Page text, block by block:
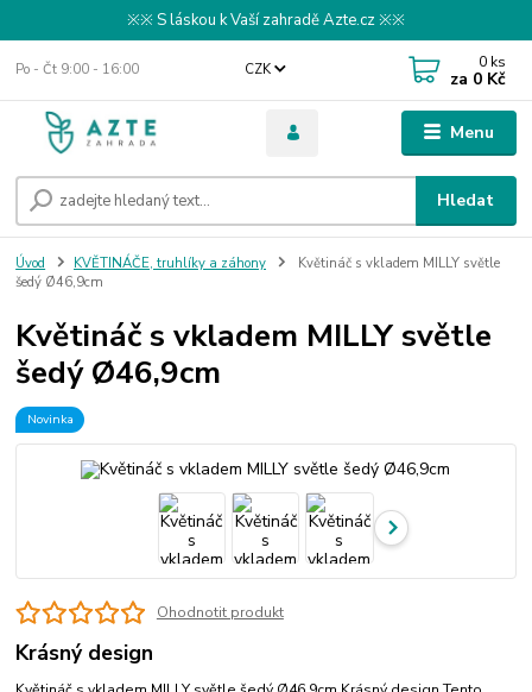
※※ S láskou k Vaší zahradě Azte.cz ※※
Menu
CZK
Hledat
Po - Čt 9:00 - 16:00 0 ks
za 0 Kč
Úvod KVĚTINÁČE, truhlíky a záhony
Květináč s vkladem MILLY světle
šedý Ø46,9cm
Květináč s vkladem MILLY světle
šedý Ø46,9cm
Novinka
Ohodnotit produkt
Krásný design